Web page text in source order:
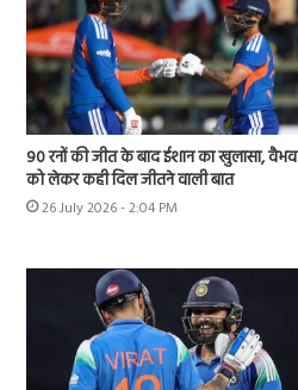
90 रनों की जीत के बाद ईशान का खुलासा, वैभव
को लेकर कही दिल जीतने वाली बात
26 July 2026 - 2:04 PM